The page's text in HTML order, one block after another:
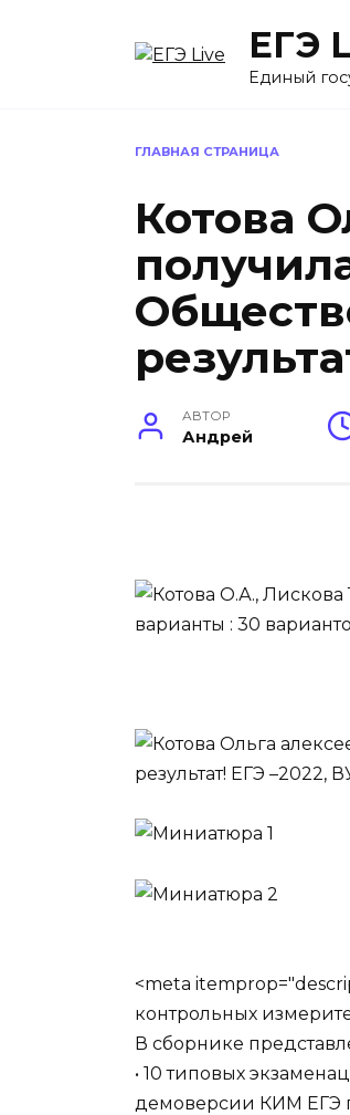
ЕГЭ
Единый
ГЛАВНАЯ СТРАНИЦА
Котова
АВТОР
Андрей
<meta
контрольных
В сборнике
• 10 типовых
демоверсии КИМ ЕГЭ